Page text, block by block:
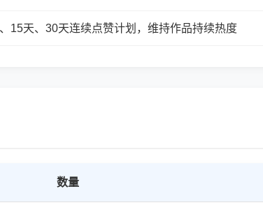
15天、30天连续点赞计划，维持作品持续热度
数量